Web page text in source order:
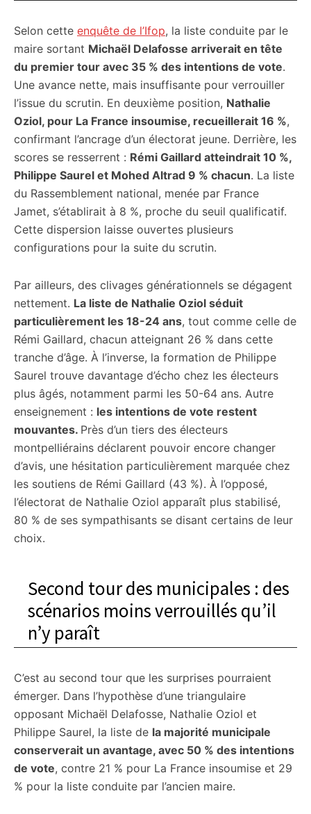
Selon cette enquête de l’Ifop, la liste conduite par le
maire sortant Michaël Delafosse arriverait en tête
du premier tour avec 35 % des intentions de vote.
Une avance nette, mais insuffisante pour verrouiller
l’issue du scrutin. En deuxième position, Nathalie
Oziol, pour La France insoumise, recueillerait 16 %,
confirmant l’ancrage d’un électorat jeune. Derrière, les
scores se resserrent : Rémi Gaillard atteindrait 10 %,
Philippe Saurel et Mohed Altrad 9 % chacun. La liste
du Rassemblement national, menée par France
Jamet, s’établirait à 8 %, proche du seuil qualificatif.
Cette dispersion laisse ouvertes plusieurs
configurations pour la suite du scrutin.
Par ailleurs, des clivages générationnels se dégagent
nettement. La liste de Nathalie Oziol séduit
particulièrement les 18-24 ans, tout comme celle de
Rémi Gaillard, chacun atteignant 26 % dans cette
tranche d’âge. À l’inverse, la formation de Philippe
Saurel trouve davantage d’écho chez les électeurs
plus âgés, notamment parmi les 50-64 ans. Autre
enseignement : les intentions de vote restent
mouvantes. Près d’un tiers des électeurs
montpelliérains déclarent pouvoir encore changer
d’avis, une hésitation particulièrement marquée chez
les soutiens de Rémi Gaillard (43 %). À l’opposé,
l’électorat de Nathalie Oziol apparaît plus stabilisé,
80 % de ses sympathisants se disant certains de leur
choix.
Second tour des municipales : des
scénarios moins verrouillés qu’il
n’y paraît
C’est au second tour que les surprises pourraient
émerger. Dans l’hypothèse d’une triangulaire
opposant Michaël Delafosse, Nathalie Oziol et
Philippe Saurel, la liste de la majorité municipale
conserverait un avantage, avec 50 % des intentions
de vote, contre 21 % pour La France insoumise et 29
% pour la liste conduite par l’ancien maire.